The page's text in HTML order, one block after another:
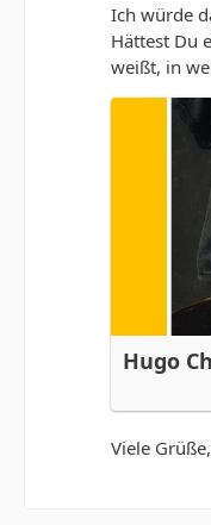
Ich würde
Hättest Du
weißt, in
Hugo
Viele